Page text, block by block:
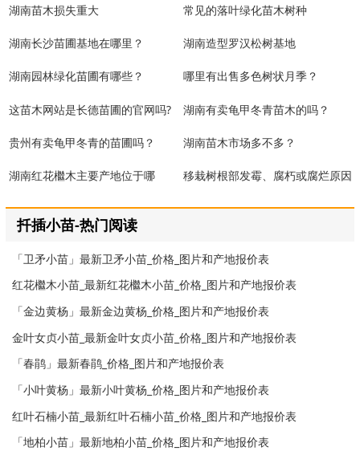
湖南苗木损失重大 常见的落叶绿化苗木树种
湖南长沙苗圃基地在哪里？ 湖南造型罗汉松树基地
湖南园林绿化苗圃有哪些？ 哪里有出售多色树状月季？
这苗木网站是长德苗圃的官网吗? 湖南有卖龟甲冬青苗木的吗？
贵州有卖龟甲冬青的苗圃吗？ 湖南苗木市场多不多？
湖南红花檵木主要产地位于哪
移栽树根部发霉、腐朽或腐烂原因
扦插小苗-热门阅读
「卫矛小苗」最新卫矛小苗_价格_图片和产地报价表
红花檵木小苗_最新红花檵木小苗_价格_图片和产地报价表
「金边黄杨」最新金边黄杨_价格_图片和产地报价表
金叶女贞小苗_最新金叶女贞小苗_价格_图片和产地报价表
「春鹃」最新春鹃_价格_图片和产地报价表
「小叶黄杨」最新小叶黄杨_价格_图片和产地报价表
红叶石楠小苗_最新红叶石楠小苗_价格_图片和产地报价表
「地柏小苗」最新地柏小苗_价格_图片和产地报价表